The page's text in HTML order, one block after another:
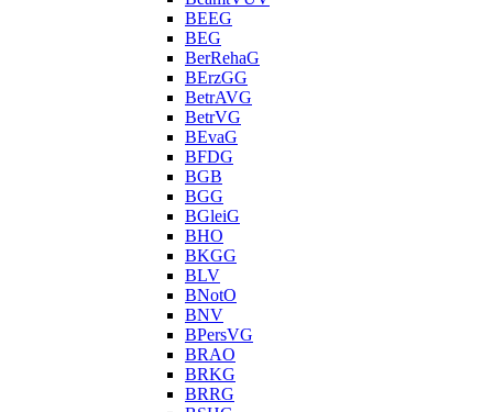
BEEG
BEG
BerRehaG
BErzGG
BetrAVG
BetrVG
BEvaG
BFDG
BGB
BGG
BGleiG
BHO
BKGG
BLV
BNotO
BNV
BPersVG
BRAO
BRKG
BRRG